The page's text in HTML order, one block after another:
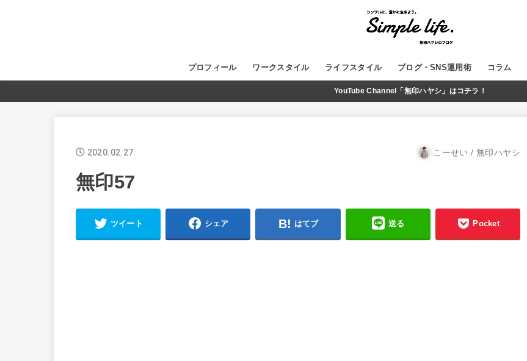
プロフィール ワークスタイル ライフスタイル
GADGET
MUJI
ブログ・SNS運用術
WordPress
ブログ運営
SNS
YouTube
コラム
YouTube Channel「無印ハヤシ」はコチラ！
2020.02.27 こーせい / 無印ハヤシ
無印57
ツイート シェア はてブ 送る Pocket